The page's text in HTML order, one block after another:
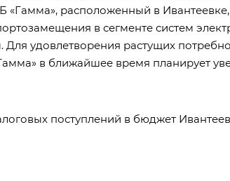
расположенный в
в сегменте систем
удовлетворения растущих
в ближайшее время планирует
поступлений в бюджет